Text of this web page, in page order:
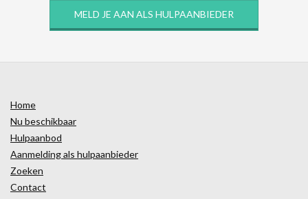
MELD JE AAN ALS HULPAANBIEDER
Home
Nu beschikbaar
Hulpaanbod
Aanmelding als hulpaanbieder
Zoeken
Contact